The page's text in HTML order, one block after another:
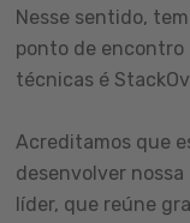
Nesse sentido,
ponto de encontro
técnicas é
Acreditamos que
desenvolver
líder, que reúne